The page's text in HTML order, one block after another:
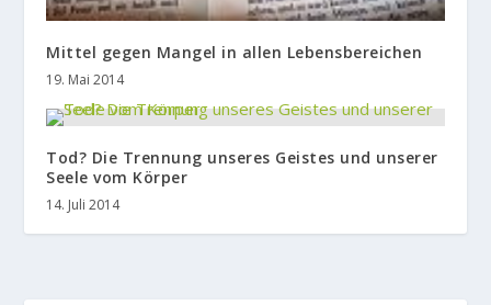
Mittel gegen Mangel in allen Lebensbereichen
19. Mai 2014
Tod? Die Trennung unseres Geistes und unserer
Seele vom Körper
14. Juli 2014